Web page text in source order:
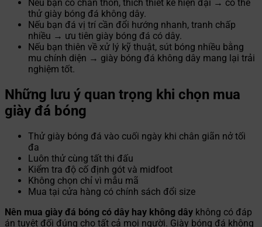
Nếu bạn có chân thon, thích thiết kế hiện đại → có thể
thử giày bóng đá không dây.
Nếu bạn đá vị trí cần đổi hướng nhanh, tranh chấp
nhiều → ưu tiên giày bóng đá có dây.
Nếu bạn thiên về xử lý kỹ thuật, sút bóng nhiều bằng
mu chính diện → giày bóng đá không dây mang lại trải
nghiệm tốt.
Những lưu ý quan trọng khi chọn mua
giày đá bóng
Thử giày bóng đá vào cuối ngày khi chân giãn nở tối
đa
Luôn thử cùng tất thi đấu
Kiểm tra độ cố định gót và midfoot
Không chọn chỉ vì mẫu mã
Mua tại cửa hàng có chính sách đổi size
Nên mua giày đá bóng có dây hay không dây không có đáp
án tuyệt đối đúng cho tất cả mọi người. Giày bóng đá không